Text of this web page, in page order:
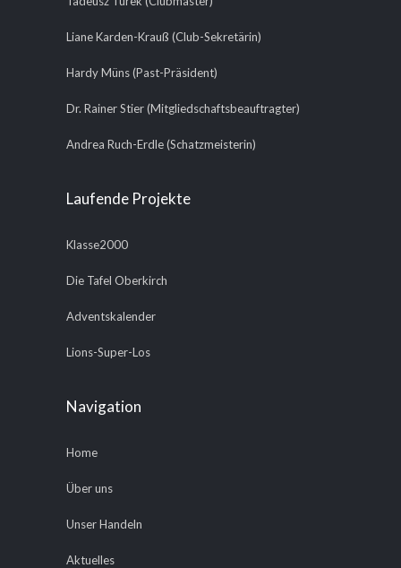
Liane Karden-Krauß (Club-Sekretärin)
Hardy Müns (Past-Präsident)
Dr. Rainer Stier (Mitgliedschaftsbeauftragter)
Andrea Ruch-Erdle (Schatzmeisterin)
Laufende Projekte
Klasse2000
Die Tafel Oberkirch
Adventskalender
Lions-Super-Los
Navigation
Home
Über uns
Unser Handeln
Aktuelles